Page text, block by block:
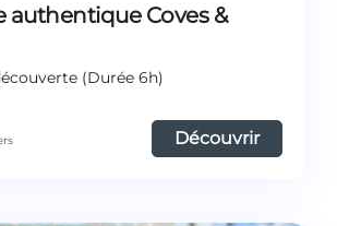
authentique Coves &
(Durée 6h)
Découvrir